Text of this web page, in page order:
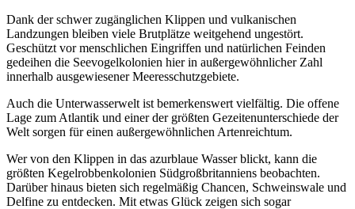
Dank der schwer zugänglichen Klippen und vulkanischen
Landzungen bleiben viele Brutplätze weitgehend ungestört.
Geschützt vor menschlichen Eingriffen und natürlichen Feinden
gedeihen die Seevogelkolonien hier in außergewöhnlicher Zahl
innerhalb ausgewiesener Meeresschutzgebiete.
Auch die Unterwasserwelt ist bemerkenswert vielfältig. Die offene
Lage zum Atlantik und einer der größten Gezeitenunterschiede der
Welt sorgen für einen außergewöhnlichen Artenreichtum.
Wer von den Klippen in das azurblaue Wasser blickt, kann die
größten Kegelrobbenkolonien Südgroßbritanniens beobachten.
Darüber hinaus bieten sich regelmäßig Chancen, Schweinswale und
Delfine zu entdecken. Mit etwas Glück zeigen sich sogar